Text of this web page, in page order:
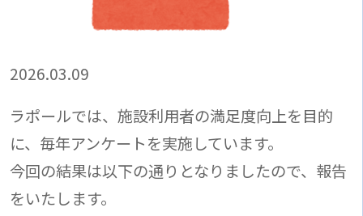
2026.03.09
ラポールでは、施設利用者の満足度向上を目的
に、毎年アンケートを実施しています。
今回の結果は以下の通りとなりましたので、報告
をいたします。